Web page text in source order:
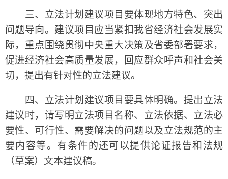
三、立法计划建议项目要体现地方特色、突出
问题导向。建议项目应当紧扣我省经济社会发展实
际，重点围绕贯彻中央重大决策及省委部署要求，
促进经济社会高质量发展，回应群众呼声和社会关
切，提出有针对性的立法建议。
四、立法计划建议项目要具体明确。提出立法
建议时，请写明立法项目名称、立法依据、立法必
要性、可行性、需要解决的问题以及立法规范的主
要内容等。有条件的还可以提供论证报告和法规
（草案）文本建议稿。